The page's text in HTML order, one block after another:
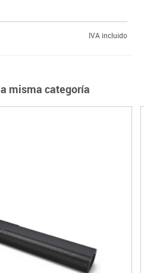
IVA incluido
misma categoría